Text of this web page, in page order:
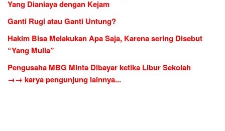
Yang Dianiaya dengan Kejam
Ganti Rugi atau Ganti Untung?
Hakim Bisa Melakukan Apa Saja, Karena sering Disebut
“Yang Mulia”
Pengusaha MBG Minta Dibayar ketika Libur Sekolah
→→ karya pengunjung lainnya...